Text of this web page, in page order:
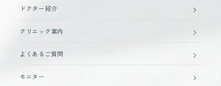
ドクター紹介
クリニック案内
よくあるご質問
モニター